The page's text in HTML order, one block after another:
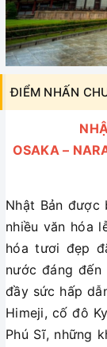
ĐIỂM NHẤN
OSAKA –
Nhật Bản
nhiều văn hóa
hóa tươi đẹp
nước đáng
đầy sức hấp
Himeji, cố đô
Phú Sĩ, những